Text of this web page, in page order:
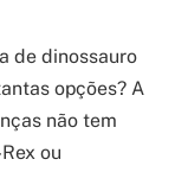
de dinossauro
opções? A
não tem
ou